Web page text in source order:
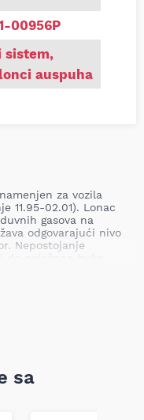
00956P
sistem,
auspuha
za vozila
11.95-02.01). Lonac
gasova na
odgovarajući nivo
Nepostojanje
motora i
uzrokovati
zamenu
sa